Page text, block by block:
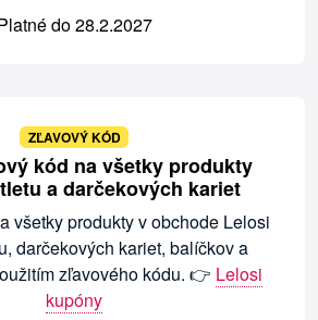
do 28.2.2027
ZĽAVOVÝ KÓD
kód na všetky produkty
a darčekových kariet
všetky produkty v obchode Lelosi
darčekových kariet, balíčkov a
zľavového kódu. 👉 Lelosi
kupóny